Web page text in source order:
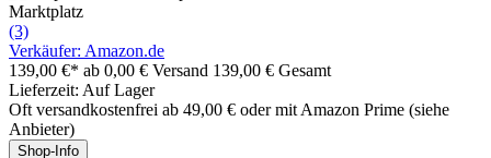
Marktplatz
(3)
Verkäufer: Amazon.de
139,00 €* ab 0,00 € Versand 139,00 € Gesamt
Lieferzeit: Auf Lager
Oft versandkostenfrei ab 49,00 € oder mit Amazon Prime (siehe
Anbieter)
Shop-Info